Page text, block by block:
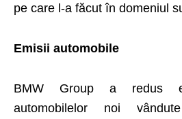
pe care l-a făcut în domeniul
Emisii automobile
BMW Group a redus
automobilelor noi